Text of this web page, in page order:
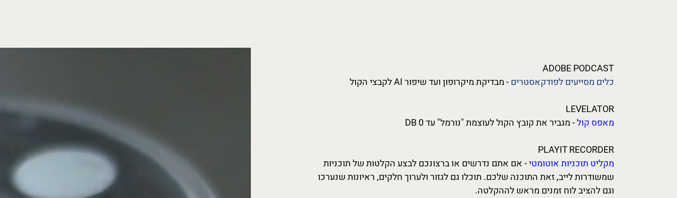
ADOBE PODCAST
כלים מסייעים לפודקאסטרים- מבדיקת מיקרופון ועד שיפור AI לקבצי הקול
LEVELATOR
מאפס קול- מגביר את קובץ הקול לעוצמת "נורמל" עד 0 DB
PLAYIT RECORDER
מקליט תוכניות אוטומטי- אם אתם נדרשים או ברצונכם לבצע הקלטות של תוכניות
שמשודרות לייב, זאת התוכנה שלכם. תוכלו גם לגזור ולערוך חלקים, ראיונות שנערכו
וגם להציב לוח זמנים מראש לההקלטה.